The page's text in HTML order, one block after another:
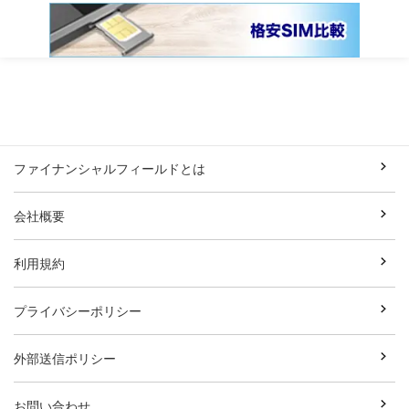
ファイナンシャルフィールドとは
会社概要
利用規約
プライバシーポリシー
外部送信ポリシー
お問い合わせ